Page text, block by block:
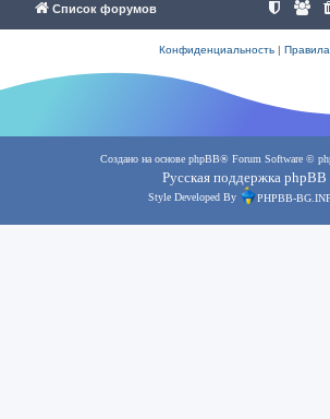
Список форумов
Конфиденциальность| Правила
Создано на основе phpBB® Forum Software ©
Русская поддержка phpBB
Style Developed By PHPBB-